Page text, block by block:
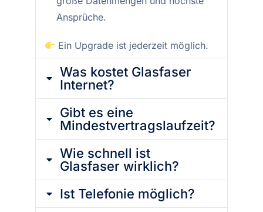
Ansprüche.
Ein Upgrade ist jederzeit möglich.
Was kostet Glasfaser
Internet?
Gibt es eine
Mindestvertragslaufzeit?
Wie schnell ist
Glasfaser wirklich?
Ist Telefonie möglich?